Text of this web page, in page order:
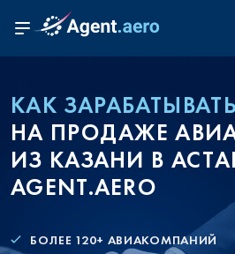
КАК ЗАРАБАТЫВАТЬ
НА ПРОДАЖЕ
ИЗ КАЗАНИ В
AGENT.AERO
БОЛЕЕ 120+ АВИАКОМПАНИЙ